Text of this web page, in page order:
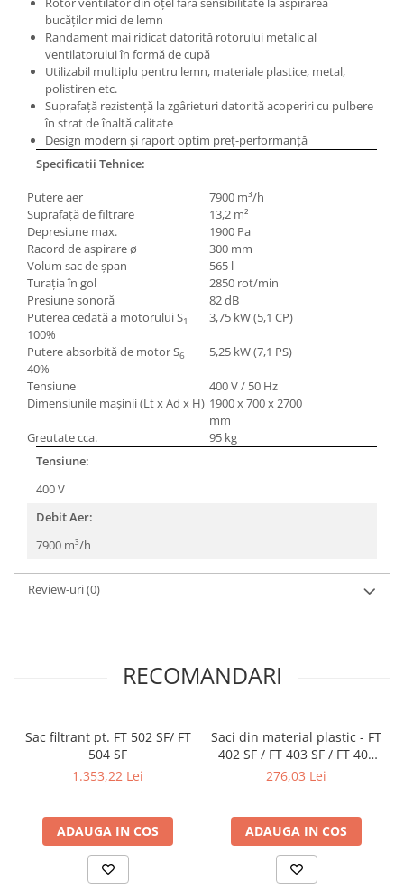
Masini electrice de filetat
Exhaustor pentru aschii metal
Masini de gaurit cu talpa
magnetica
Instalatii de spalare a pieselor
Lame de ferastrau cu varf din
carbura
Lame de ferăstrău cu acoperire
TiN
Panze de taiere cu banda verticala
Panze de taiere metal pentru
ferastraie
Standuri pentru ferăstraie cu
bandă
Standuri pentru mașini de găurit și
frezat
Standuri pentru mașini de șlefuit
Standuri pentru strunguri metal
Unelte striere
bucăţilor mici de lemn
Randament mai ridicat datorită rotorului metalic al
ventilatorului în formă de cupă
Utilizabil multiplu pentru lemn, materiale plastice, metal,
polistiren etc.
Suprafaţă rezistenţă la zgârieturi datorită acoperiri cu pulbere
în strat de înaltă calitate
Design modern şi raport optim preţ-performanţă
Specificatii Tehnice:
Putere aer
7900 m³/h
Suprafaţă de filtrare
13,2 m²
Depresiune max.
1900 Pa
Racord de aspirare ø
300 mm
Volum sac de şpan
565 l
Turaţia în gol
2850 rot/min
Presiune sonoră
82 dB
Puterea cedată a motorului S1
100%
3,75 kW (5,1 CP)
Putere absorbită de motor S6
40%
5,25 kW (7,1 PS)
Tensiune
400 V / 50 Hz
Dimensiunile maşinii (Lt x Ad x H) 1900 x 700 x 2700
mm
Greutate cca.
95 kg
Tensiune:
400 V
Debit Aer:
7900 m³/h
Review-uri(0)
RECOMANDARI
Sac filtrant pt. FT 502 SF/ FT
504 SF
1.353,22 Lei
ADAUGA IN COS
Saci din material plastic - FT
402 SF / FT 403 SF / FT 404
SF / FT 502 SF / FT 504 SF (10
276,03 Lei
ADAUGA IN COS